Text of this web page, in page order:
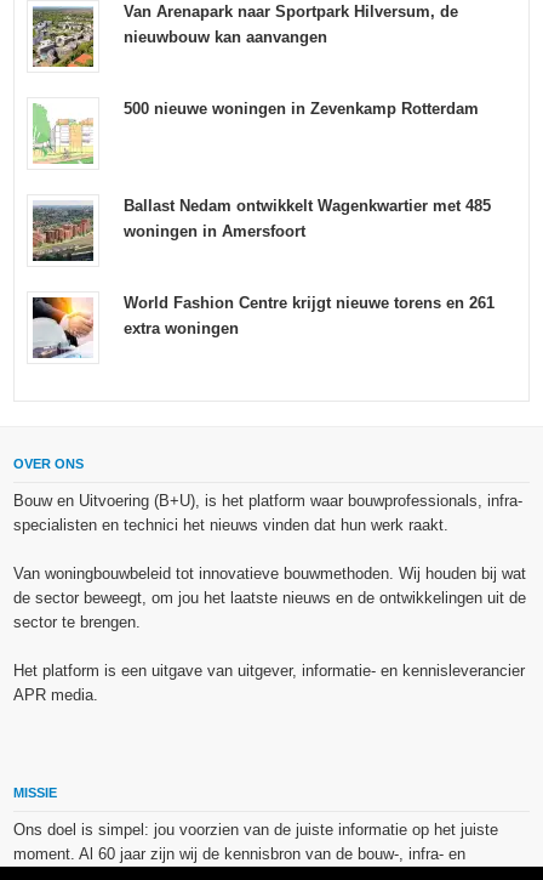
Van Arenapark naar Sportpark Hilversum, de
nieuwbouw kan aanvangen
500 nieuwe woningen in Zevenkamp Rotterdam
Ballast Nedam ontwikkelt Wagenkwartier met 485
woningen in Amersfoort
World Fashion Centre krijgt nieuwe torens en 261
extra woningen
OVER ONS
Bouw en Uitvoering (B+U), is het platform waar bouwprofessionals, infra-
specialisten en technici het nieuws vinden dat hun werk raakt.
Van woningbouwbeleid tot innovatieve bouwmethoden. Wij houden bij wat
de sector beweegt, om jou het laatste nieuws en de ontwikkelingen uit de
sector te brengen.
Het platform is een uitgave van uitgever, informatie- en kennisleverancier
APR media.
MISSIE
Ons doel is simpel: jou voorzien van de juiste informatie op het juiste
moment. Al 60 jaar zijn wij de kennisbron van de bouw-, infra- en